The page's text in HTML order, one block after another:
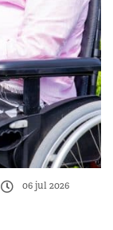
06 jul 2026